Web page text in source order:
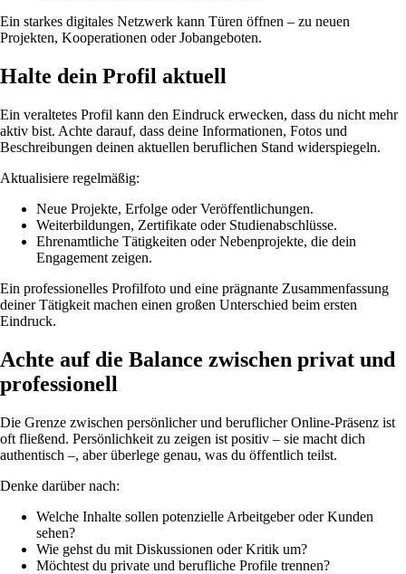
Ein starkes digitales Netzwerk kann Türen öffnen – zu neuen
Projekten, Kooperationen oder Jobangeboten.
Halte dein Profil aktuell
Ein veraltetes Profil kann den Eindruck erwecken, dass du nicht mehr
aktiv bist. Achte darauf, dass deine Informationen, Fotos und
Beschreibungen deinen aktuellen beruflichen Stand widerspiegeln.
Aktualisiere regelmäßig:
Neue Projekte, Erfolge oder Veröffentlichungen.
Weiterbildungen, Zertifikate oder Studienabschlüsse.
Ehrenamtliche Tätigkeiten oder Nebenprojekte, die dein
Engagement zeigen.
Ein professionelles Profilfoto und eine prägnante Zusammenfassung
deiner Tätigkeit machen einen großen Unterschied beim ersten
Eindruck.
Achte auf die Balance zwischen privat und
professionell
Die Grenze zwischen persönlicher und beruflicher Online-Präsenz ist
oft fließend. Persönlichkeit zu zeigen ist positiv – sie macht dich
authentisch –, aber überlege genau, was du öffentlich teilst.
Denke darüber nach:
Welche Inhalte sollen potenzielle Arbeitgeber oder Kunden
sehen?
Wie gehst du mit Diskussionen oder Kritik um?
Möchtest du private und berufliche Profile trennen?